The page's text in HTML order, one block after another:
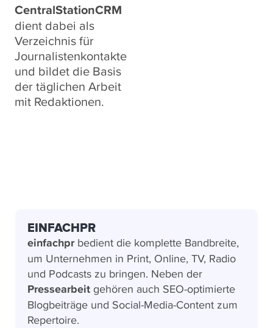
CentralStationCRM
dient dabei als
Verzeichnis für
Journalistenkontakte
und bildet die Basis
der täglichen Arbeit
mit Redaktionen.
EINFACHPR
einfachpr bedient die komplette Bandbreite,
um Unternehmen in Print, Online, TV, Radio
und Podcasts zu bringen. Neben der
Pressearbeit gehören auch SEO-optimierte
Blogbeiträge und Social-Media-Content zum
Repertoire.